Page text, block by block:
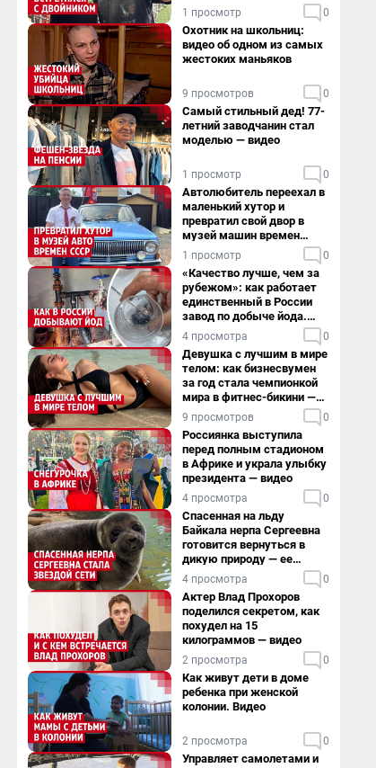
1 просмотр 0
Охотник на школьниц:
видео об одном из самых
жестоких маньяков
9 просмотров 0
Самый стильный дед! 77-
летний заводчанин стал
моделью — видео
1 просмотр 0
Автолюбитель переехал в
маленький хутор и
превратил свой двор в
музей машин времен
СССР. Видео
1 просмотр 0
«Качество лучше, чем за
рубежом»: как работает
единственный в России
завод по добыче йода.
Видео
4 просмотра 0
Девушка с лучшим в мире
телом: как бизнесвумен
за год стала чемпионкой
мира в фитнес-бикини —
видео
9 просмотров 0
Россиянка выступила
перед полным стадионом
в Африке и украла улыбку
президента — видео
4 просмотра 0
Спасенная на льду
Байкала нерпа Сергеевна
готовится вернуться в
дикую природу — ее
видеоистория
4 просмотра 0
Актер Влад Прохоров
поделился секретом, как
похудел на 15
килограммов — видео
2 просмотра 0
Как живут дети в доме
ребенка при женской
колонии. Видео
2 просмотра 0
Управляет самолетами и